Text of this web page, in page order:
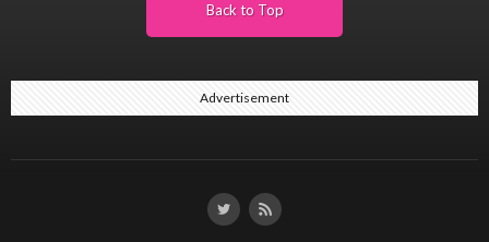
Back to Top
Advertisement